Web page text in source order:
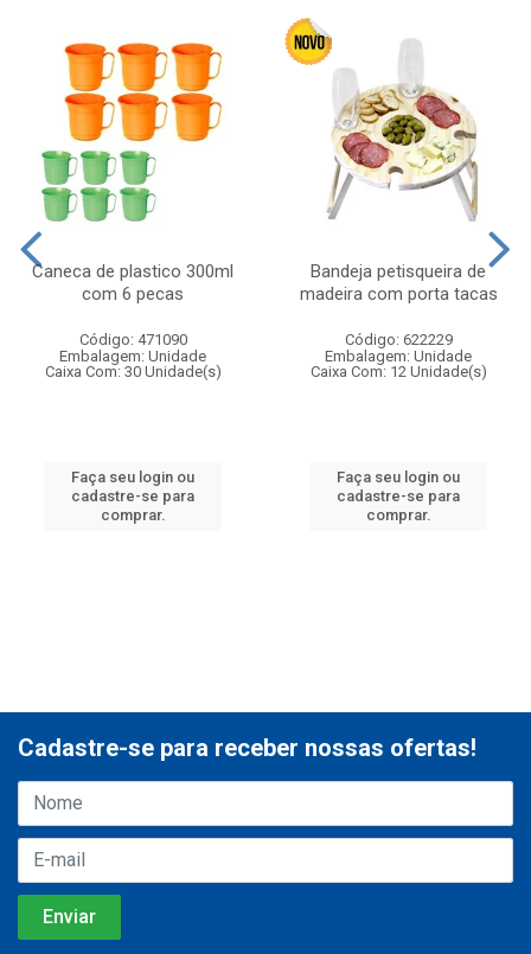
Caneca de plastico 300ml
com 6 pecas
Código: 471090
Embalagem: Unidade
Caixa Com: 30 Unidade(s)
Faça seu login ou
cadastre-se para
comprar.
Bandeja petisqueira de
madeira com porta tacas
Código: 622229
Embalagem: Unidade
Caixa Com: 12 Unidade(s)
Faça seu login ou
cadastre-se para
comprar.
Cadastre-se para receber nossas ofertas!